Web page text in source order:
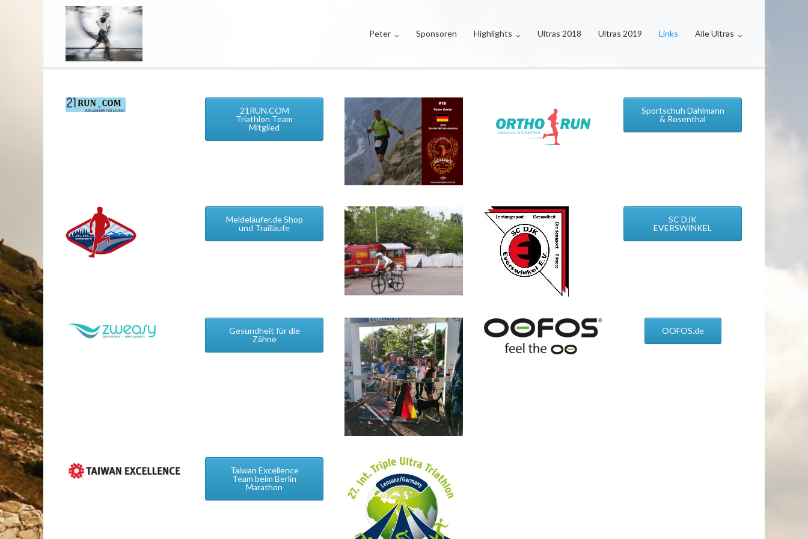
Direkt
Peter Sponsoren Highlights Ultras 2018 Ultras 2019 Links Alle Ultras
21RUN.COM
Triathlon Team
Mitglied
Sportschuh Dahlmann
& Rosenthal
Meldeläufer.de Shop
und Trailläufe
SC DJK
EVERSWINKEL
Gesundheit für die
Zähne
OOFOS.de
Taiwan Excellence
Team beim Berlin
Marathon